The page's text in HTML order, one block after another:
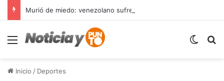
Menú
Inicio / Deportes